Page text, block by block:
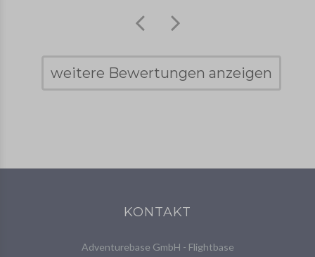
weitere Bewertungen anzeigen
KONTAKT
Adventurebase GmbH - Flightbase